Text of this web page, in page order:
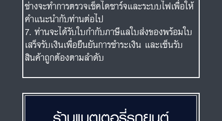
ร้านแบตเตอรี่รถยนต์
ลาซาล แบตรถยนต์แน่นไป
ด้วยคุณภาพ